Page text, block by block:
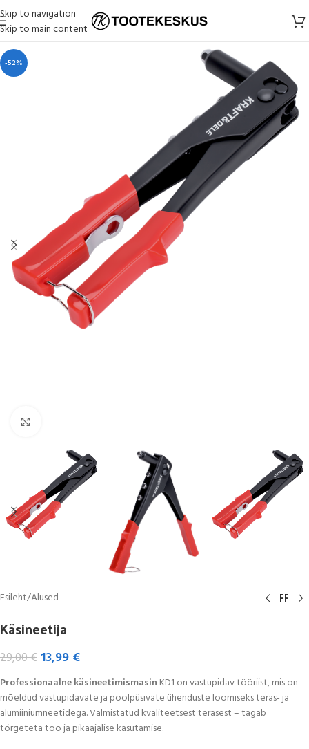
Skip to navigation
Skip to main content
-52%
Esileht/Alused
Käsineetija
29,00€ 13,99 €
Professionaalne käsineetimismasin KD1 on vastupidav tööriist, mis on
mõeldud vastupidavate ja poolpüsivate ühenduste loomiseks teras- ja
alumiiniumneetidega. Valmistatud kvaliteetsest terasest – tagab
tõrgeteta töö ja pikaajalise kasutamise.